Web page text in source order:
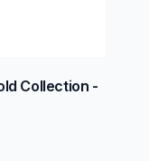
Collection -